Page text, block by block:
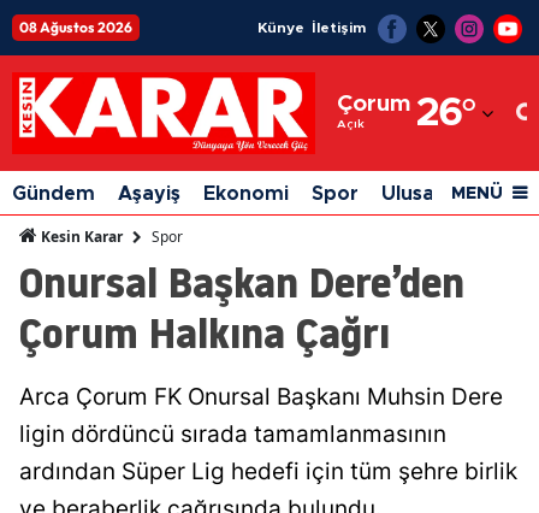
08 Ağustos 2026 Künye İletişim
Çorum
Açık 26°
Adıyaman
Afyonkarahisar
Ağrı
Amasya
Aydın
Gündem Aşayiş Ekonomi Spor Ulusal Siyaset
MENÜ
Kesin Karar Spor
Onursal Başkan Dere’den
Çorum Halkına Çağrı
Arca Çorum FK Onursal Başkanı Muhsin Dere
ligin dördüncü sırada tamamlanmasının
ardından Süper Lig hedefi için tüm şehre birlik